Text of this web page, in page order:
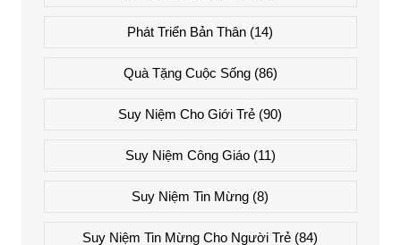
Phát Triển Bản Thân (14)
Quà Tặng Cuộc Sống(86)
Suy Niệm Cho Giới Trẻ (90)
Suy Niệm Công Giáo(11)
Suy Niệm Tin Mừng (8)
Suy Niệm Tin Mừng Cho Người Trẻ (84)